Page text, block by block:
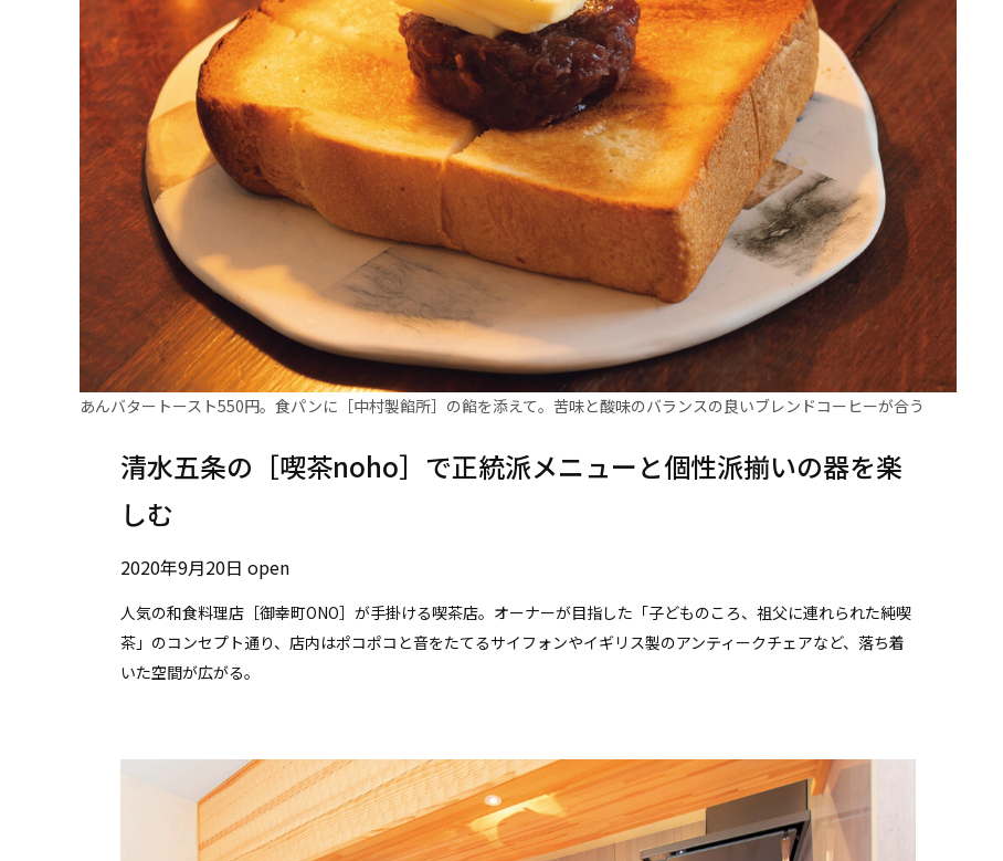
あんバタートースト550円。食パンに［中村製餡所］の餡を添えて。苦味と酸味のバランスの良いブレンドコーヒーが合う
清水五条の［喫茶noho］で正統派メニューと個性派揃いの器を楽
しむ
2020年9月20日 open
人気の和食料理店［御幸町ONO］が手掛ける喫茶店。オーナーが目指した「子どものころ、祖父に連れられた純喫
茶」のコンセプト通り、店内はポコポコと音をたてるサイフォンやイギリス製のアンティークチェアなど、落ち着
いた空間が広がる。